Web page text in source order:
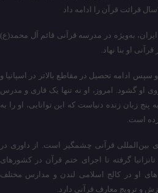
به‌ویژه در مدرسه قرآنی قائم آل محمد(ع)
او بنا نهاد.
ادامه تحصیل در مقاطع بالاتر در اسپانیا و
او گشود. امروز، او نه تنها یک قاری و مدرس
زبان زنده دنیاست که این توانایی، او را به
است.
قرآنی چشمگیر است. از داوری در
تانزانیا گرفته تا اجرای ختم قرآن در کشورهای
او در کالج اسلامی لندن و مدارس مختلف
و ترویج معارف قرآنی دارد.